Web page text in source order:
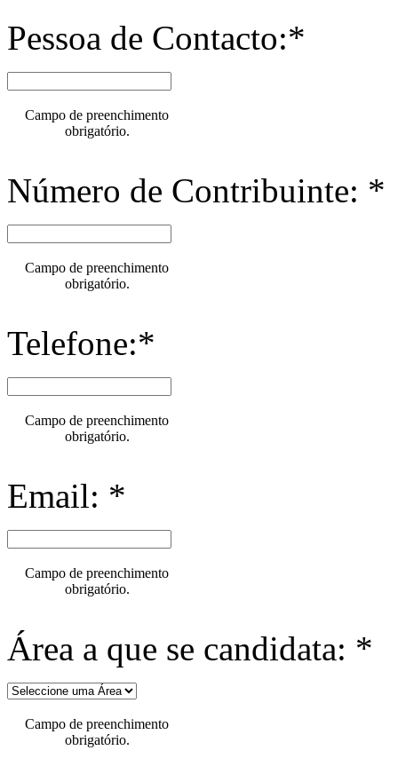
Pessoa de Contacto:*
Campo de preenchimento
obrigatório.
Número de Contribuinte: *
Campo de preenchimento
obrigatório.
Telefone:*
Campo de preenchimento
obrigatório.
Email: *
Campo de preenchimento
obrigatório.
Área a que se candidata: *
Campo de preenchimento
obrigatório.